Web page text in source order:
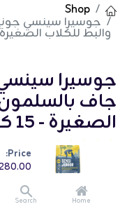
Price:
280.00
Home
Search
Shop
جوسيرا سينسي
والبط للكلاب الصغيرة - 15
جوسيرا
جاف
الصغيرة - 15 كجم
(تقييم 0)
جوسيرا سينسي
تركيبة غنية
رئيسية، مما يوفر